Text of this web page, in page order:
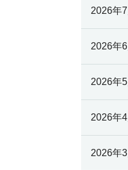
2026年7
2026年6
2026年5
2026年4
2026年3